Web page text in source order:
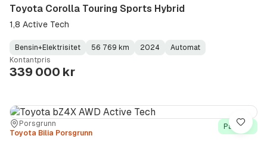
Toyota Corolla Touring Sports Hybrid
1,8 Active Tech
Fuel
Type:
Bensin+Elektrisitet
Kilometerstand: 56 769 km
Model
Year:
2024
Gearbox
Type:
Automat
Kontantpris
339 000 kr
Sted:Porsgrunn
Forhandler:
Toyota Bilia Porsgrunn
På lager
Lagre